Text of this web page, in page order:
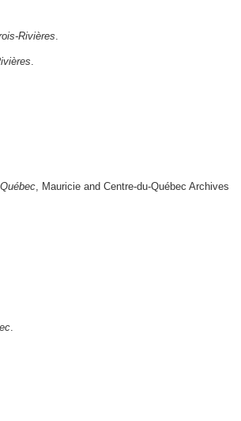
Rivières
, Mauricie and Centre-du-Québec Archives
.